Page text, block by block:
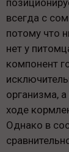
всегда с
потому что
нет у
компонент
организма,
ходе
Однако в